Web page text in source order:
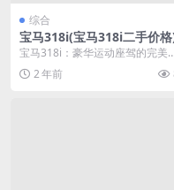
综合
宝马318i(宝马318i二手价
宝马318i：豪华运动座驾的完美
择学法减分免费拍照搜题秒出答案
宝马318i是...
2 年前